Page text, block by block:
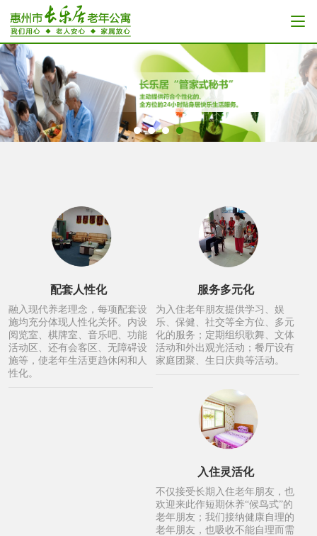
配套人性化
融入现代养老理念，每项配套设
施均充分体现人性化关怀。内设
阅览室、棋牌室、音乐吧、功能
活动区、还有会客区、无障碍设
施等，使老年生活更趋休闲和人
性化。
服务多元化
为入住老年朋友提供学习、娱
乐、保健、社交等全方位、多元
化的服务；定期组织歌舞、文体
活动和外出观光活动；餐厅设有
家庭团聚、生日庆典等活动。
入住灵活化
不仅接受长期入住老年朋友，也
欢迎来此作短期休养“候鸟式”的
老年朋友；我们接纳健康自理的
老年朋友，也吸收不能自理而需